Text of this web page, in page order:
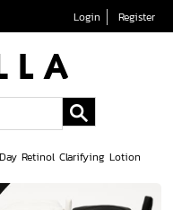
Login Register
Retinol Clarifying Lotion